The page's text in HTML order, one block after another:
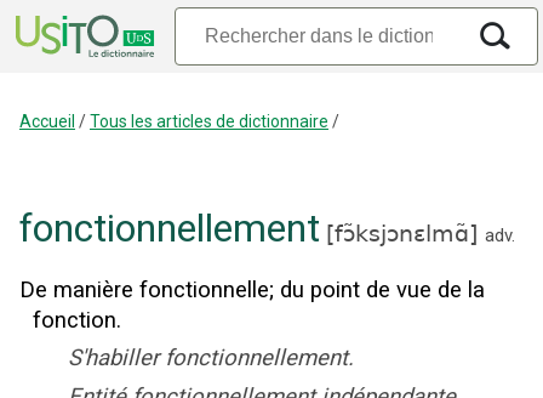
Accueil /Tous les articles de dictionnaire /
fonctionnellement [fɔ̃ksjɔnɛlmɑ̃] adv.
De manière fonctionnelle; du point de vue de la
fonction.
S'habiller fonctionnellement.